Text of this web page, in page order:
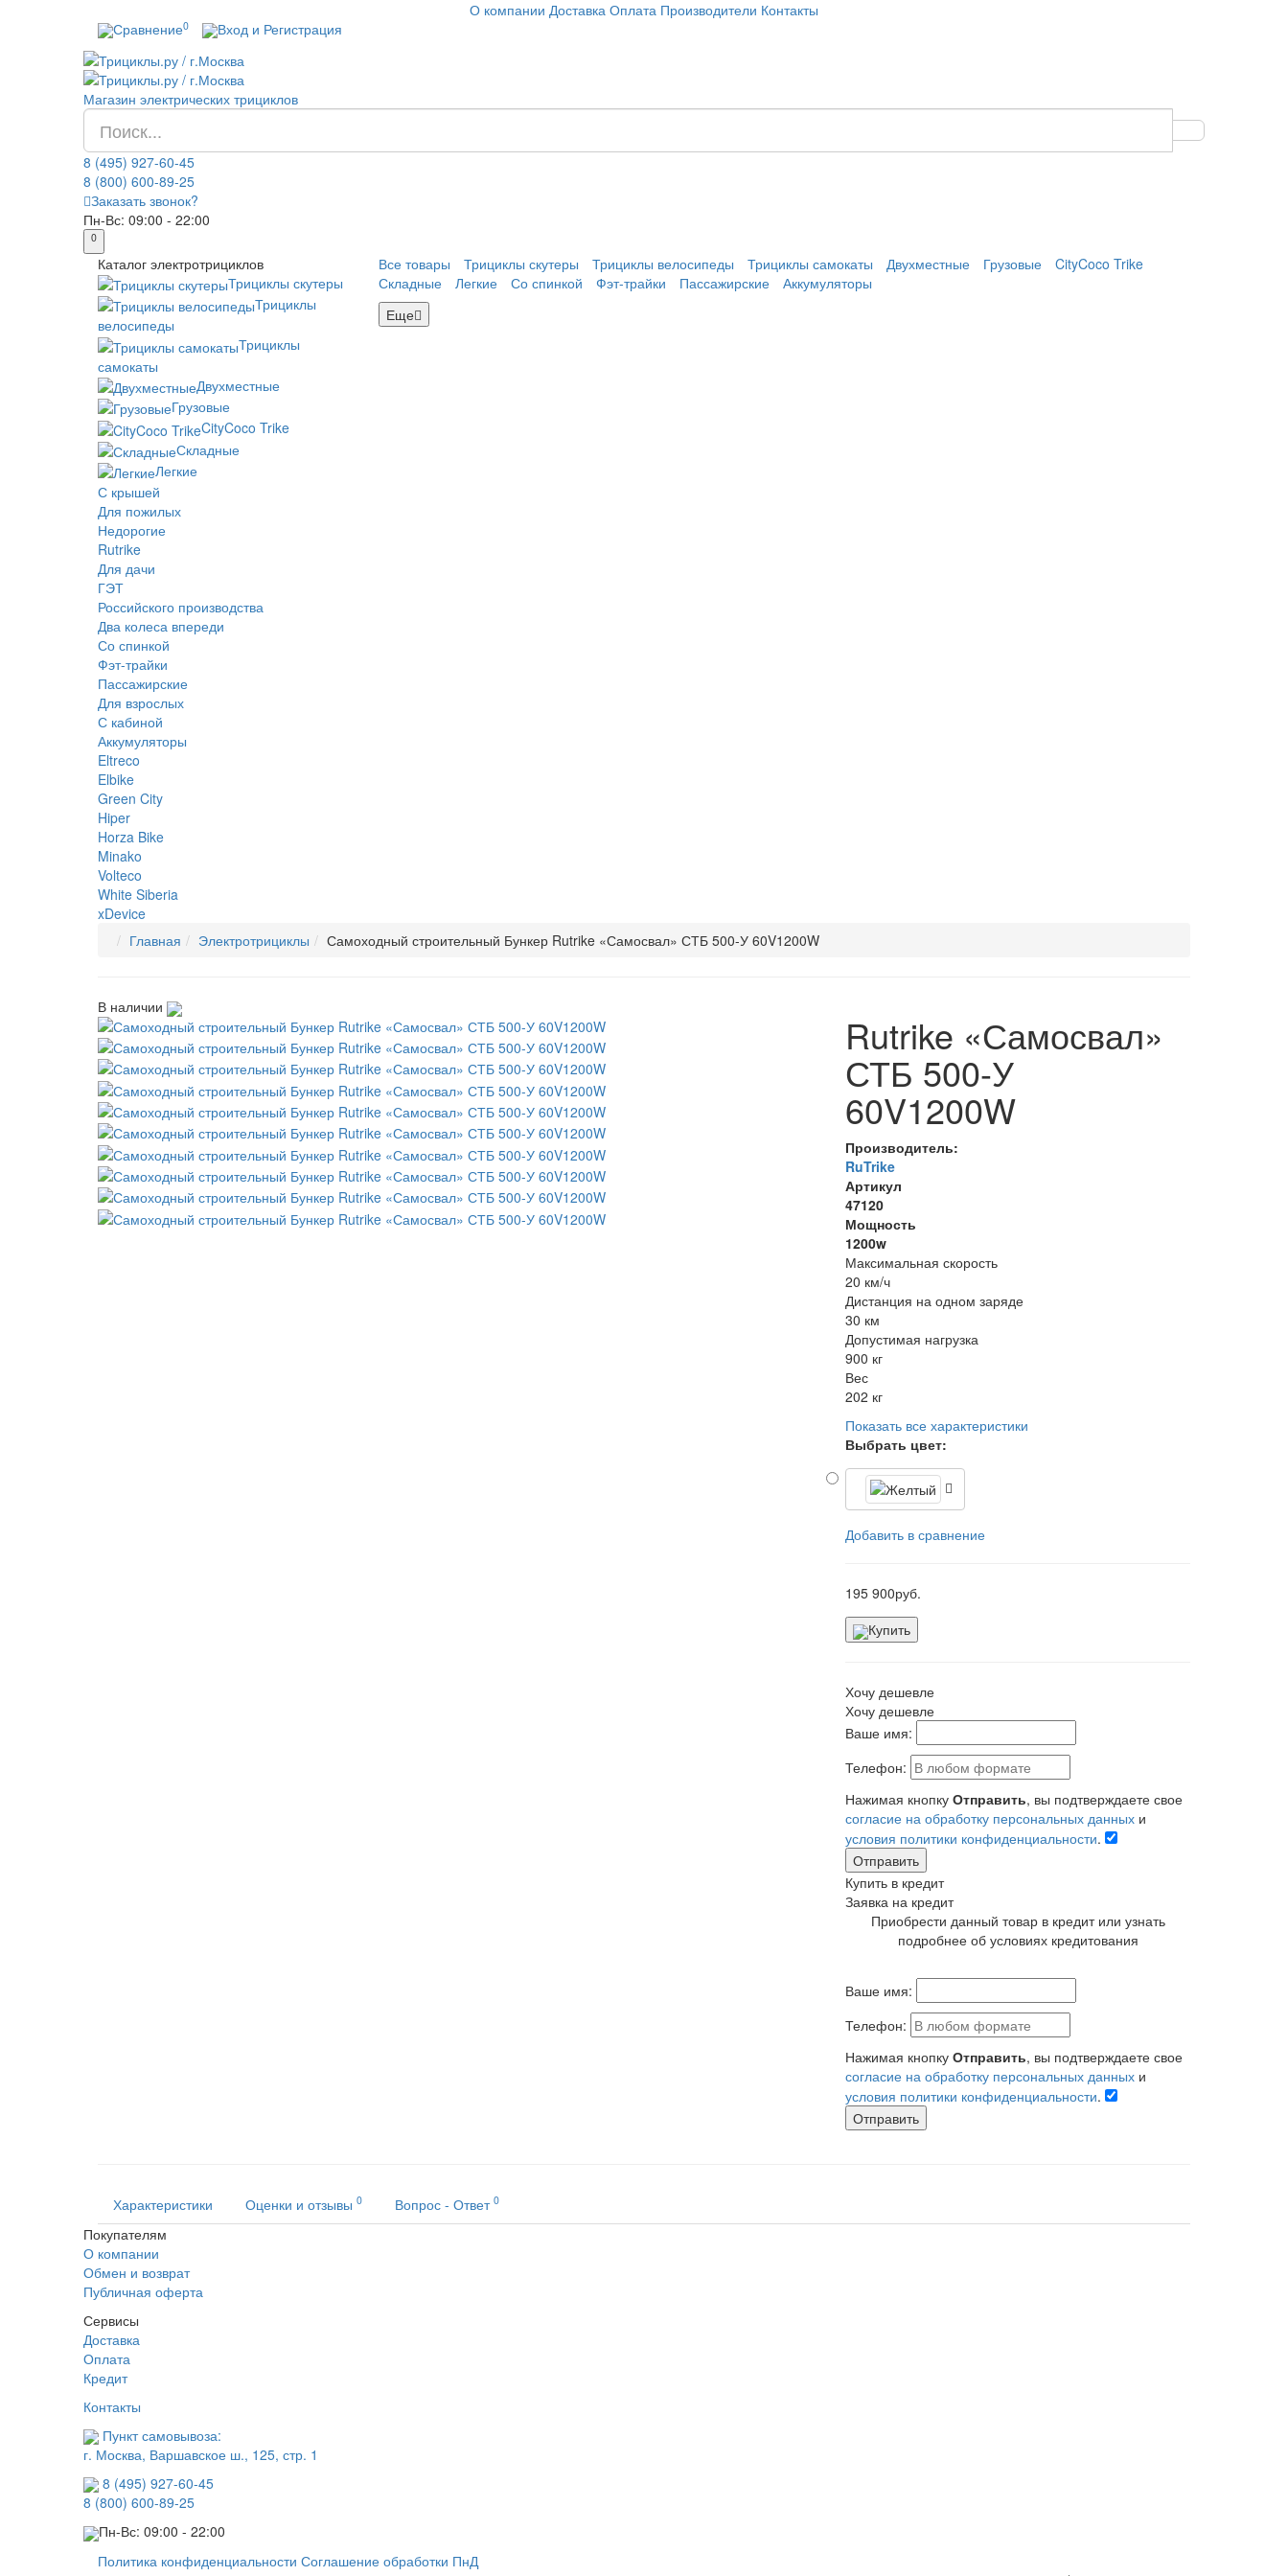
О компании Доставка Оплата Производители Контакты
Сравнение0 Вход и Регистрация
Магазин электрических трициклов
8 (495) 927-60-45
8 (800) 600-89-25
Заказать звонок?
Пн-Вс: 09:00 - 22:00
0
Каталог электротрициклов
Трициклы скутеры
Трициклы
велосипеды
Трициклы
самокаты
Двухместные
Грузовые
CityCoco Trike
Складные
Легкие
С крышей
Для пожилых
Недорогие
Rutrike
Для дачи
ГЭТ
Российского производства
Два колеса впереди
Со спинкой
Фэт-трайки
Пассажирские
Для взрослых
С кабиной
Аккумуляторы
Eltreco
Elbike
Green City
Hiper
Horza Bike
Minako
Volteco
White Siberia
xDevice
Все товары Трициклы скутеры Трициклы велосипеды Трициклы самокаты Двухместные Грузовые
CityCoco Trike
Складные
Легкие Со спинкой Фэт-трайки Пассажирские
Аккумуляторы
Еще
Главная Электротрициклы Самоходный строительный Бункер Rutrike «Самосвал» СТБ 500-У 60V1200W
В наличии
Rutrike «Самосвал»
СТБ 500-У
60V1200W
Производитель:
RuTrike
Артикул
47120
Мощность
1200w
Максимальная скорость
20 км/ч
Дистанция на одном заряде
30 км
Допустимая нагрузка
900 кг
Вес
202 кг
Показать все характеристики
Выбрать цвет:
Добавить в сравнение
195 900руб.
Купить
Хочу дешевле
Хочу дешевле
Ваше имя:
Телефон:
Нажимая кнопку Отправить, вы подтверждаете свое
согласие на обработку персональных данных и
условия политики конфиденциальности.
Отправить
Купить в кредит
Заявка на кредит
Приобрести данный товар в кредит или узнать
подробнее об условиях кредитования
Ваше имя:
Телефон:
Нажимая кнопку Отправить, вы подтверждаете свое
согласие на обработку персональных данных и
условия политики конфиденциальности.
Отправить
Характеристики Оценки и отзывы 0 Вопрос - Ответ 0
Покупателям
О компании
Обмен и возврат
Публичная оферта
Сервисы
Доставка
Оплата
Кредит
Контакты
Пункт самовывоза:
г. Москва, Варшавское ш., 125, стр. 1
8 (495) 927-60-45
8 (800) 600-89-25
Пн-Вс: 09:00 - 22:00
Политика конфиденциальности Соглашение обработки ПнД